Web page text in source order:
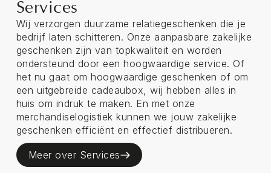
Services
Wij verzorgen duurzame relatiegeschenken die je
bedrijf laten schitteren. Onze aanpasbare zakelijke
geschenken zijn van topkwaliteit en worden
ondersteund door een hoogwaardige service. Of
het nu gaat om hoogwaardige geschenken of om
een uitgebreide cadeaubox, wij hebben alles in
huis om indruk te maken. En met onze
merchandiselogistiek kunnen we jouw zakelijke
geschenken efficiënt en effectief distribueren.
Meer over Services